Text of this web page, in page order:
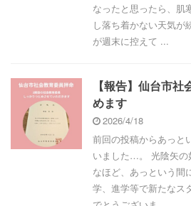
なったと思ったら、
し落ち着かない天気が
が週末に控えて ...
【報告】仙台市社
めます
2026/4/18
前回の投稿からあっと
いました…。 光陰矢
なほど、あっという間
学、進学等で新たなス